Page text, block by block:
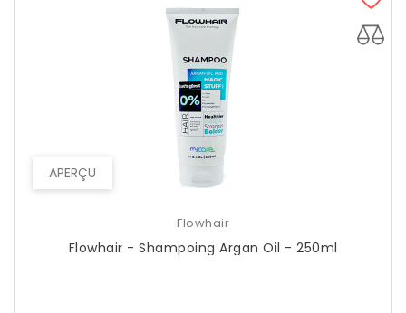
APERÇU
Flowhair
Flowhair - Shampoing Argan Oil - 250ml